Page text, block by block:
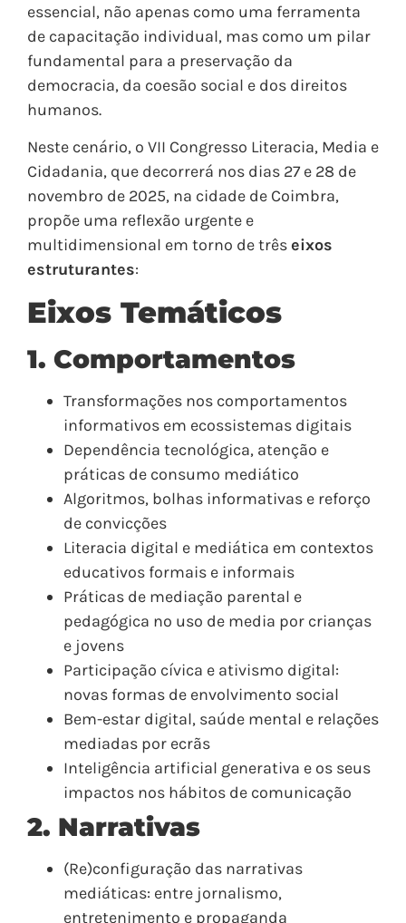
essencial, não apenas como uma ferramenta
de capacitação individual, mas como um pilar
fundamental para a preservação da
democracia, da coesão social e dos direitos
humanos.
Neste cenário, o VII Congresso Literacia, Media e
Cidadania, que decorrerá nos dias 27 e 28 de
novembro de 2025, na cidade de Coimbra,
propõe uma reflexão urgente e
multidimensional em torno de trêseixos
estruturantes:
Eixos Temáticos
1. Comportamentos
Transformações nos comportamentos
informativos em ecossistemas digitais
Dependência tecnológica, atenção e
práticas de consumo mediático
Algoritmos, bolhas informativas e reforço
de convicções
Literacia digital e mediática em contextos
educativos formais e informais
Práticas de mediação parental e
pedagógica no uso de media por crianças
e jovens
Participação cívica e ativismo digital:
novas formas de envolvimento social
Bem-estar digital, saúde mental e relações
mediadas por ecrãs
Inteligência artificial generativa e os seus
impactos nos hábitos de comunicação
2. Narrativas
(Re)configuração das narrativas
mediáticas: entre jornalismo,
entretenimento e propaganda